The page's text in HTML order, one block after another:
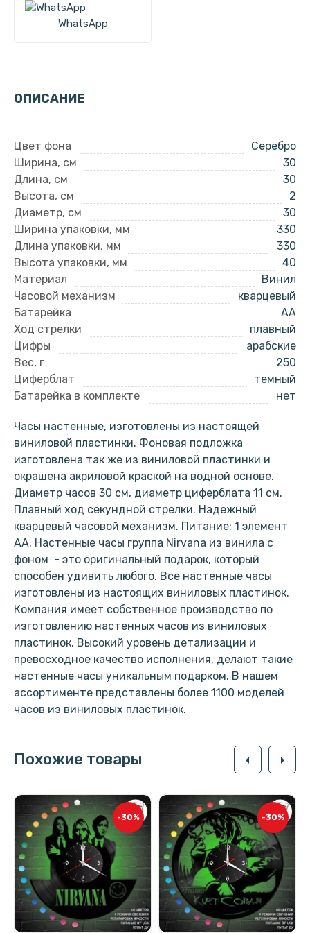
WhatsApp
ОПИСАНИЕ
Цвет фона
Серебро
Ширина, см
30
Длина, см
30
Высота, см
2
Диаметр, см
30
Ширина упаковки, мм
330
Длина упаковки, мм
330
Высота упаковки, мм
40
Материал
Винил
Часовой механизм
кварцевый
Батарейка
AA
Ход стрелки
плавный
Цифры
арабские
Вес, г
250
Циферблат
темный
Батарейка в комплекте
нет
Часы настенные, изготовлены из настоящей
виниловой пластинки. Фоновая подложка
изготовлена так же из виниловой пластинки и
окрашена акриловой краской на водной основе.
Диаметр часов 30 см, диаметр циферблата 11 см.
Плавный ход секундной стрелки. Надежный
кварцевый часовой механизм. Питание: 1 элемент
АА. Настенные часы группа Nirvana из винила с
фоном - это оригинальный подарок, который
способен удивить любого. Все настенные часы
изготовлены из настоящих виниловых пластинок.
Компания имеет собственное производство по
изготовлению настенных часов из виниловых
пластинок. Высокий уровень детализации и
превосходное качество исполнения, делают такие
настенные часы уникальным подарком. В нашем
ассортименте представлены более 1100 моделей
часов из виниловых пластинок.
Похожие товары arrow_left arrow_right
-30% -30%